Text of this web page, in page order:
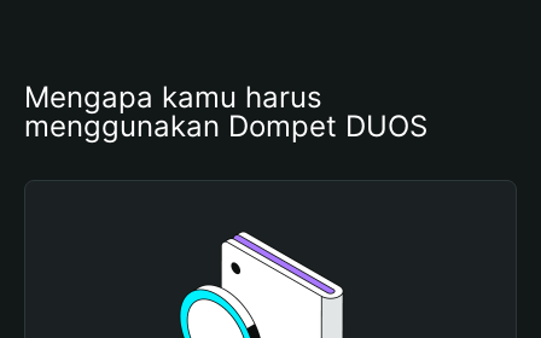
Mengapa kamu harus
menggunakan Dompet DUOS